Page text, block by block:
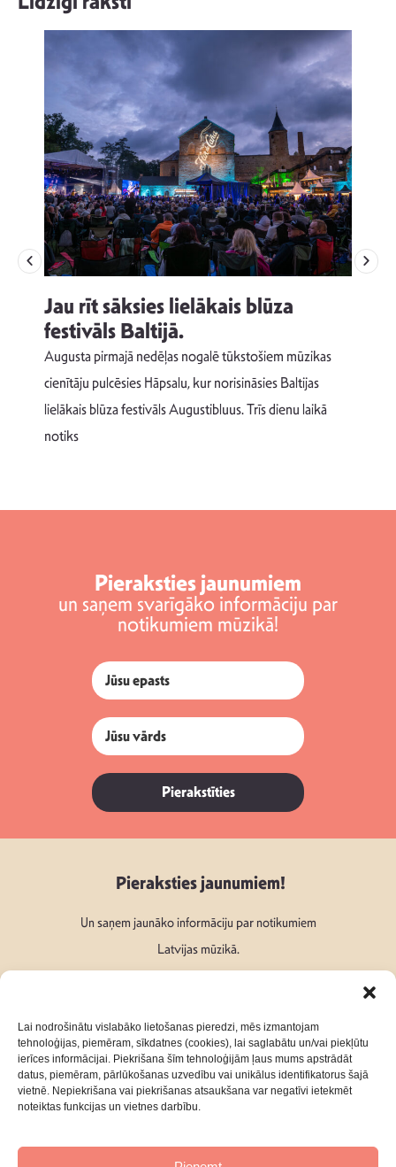
Lai nodrošinātu vislabāko lietošanas pieredzi, mēs izmantojam
tehnoloģijas, piemēram, sīkdatnes (cookies), lai saglabātu un/vai piekļūtu
ierīces informācijai. Piekrišana šīm tehnoloģijām ļaus mums apstrādāt
datus, piemēram, pārlūkošanas uzvedību vai unikālus identifikatorus šajā
vietnē. Nepiekrišana vai piekrišanas atsaukšana var negatīvi ietekmēt
noteiktas funkcijas un vietnes darbību.
Jau rīt sāksies lielākais blūza
festivāls Baltijā.
Augusta pirmajā nedēļas nogalē tūkstošiem mūzikas
cienītāju pulcēsies Hāpsalu, kur norisināsies Baltijas
lielākais blūza festivāls Augustibluus. Trīs dienu laikā
notiks
Pieraksties jaunumiem
un saņem svarīgāko informāciju par
notikumiem mūzikā!
Pierakstīties
Pieraksties jaunumiem!
Un saņem jaunāko informāciju par notikumiem
Latvijas mūzikā.
Seko mums: